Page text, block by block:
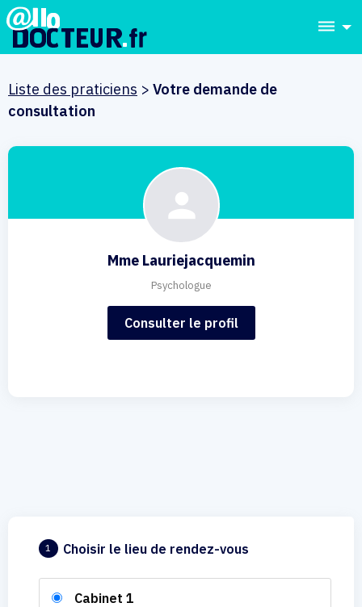
dehaze
Liste des praticiens > Votre demande de
consultation
Mme Lauriejacquemin
Psychologue
Consulter le profil
1 Choisir le lieu de rendez-vous
Cabinet 1